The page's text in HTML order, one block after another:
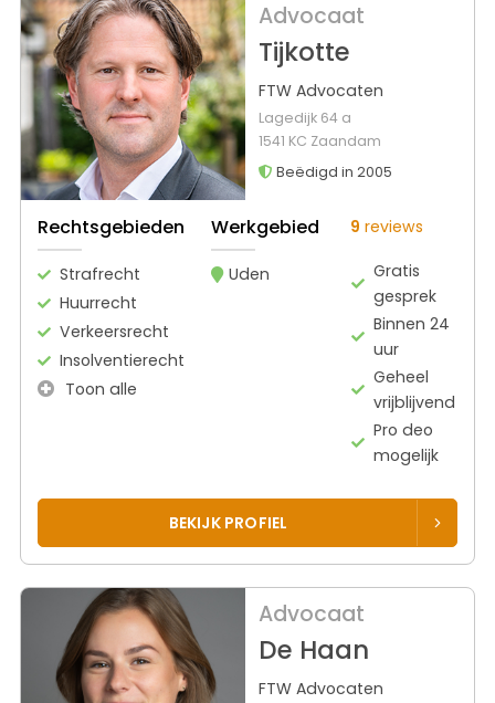
Advocaat
Tijkotte
FTW Advocaten
Lagedijk 64 a
1541 KC Zaandam
Beëdigd in 2005
Rechtsgebieden
Strafrecht
Huurrecht
Verkeersrecht
Insolventierecht
Toon alle
Werkgebied
Uden
9 reviews
Gratis
gesprek
Binnen 24
uur
Geheel
vrijblijvend
Pro deo
mogelijk
BEKIJK PROFIEL
Advocaat
De Haan
FTW Advocaten